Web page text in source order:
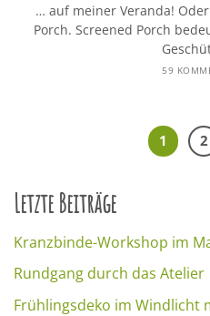
Letzte Beiträge
Kranzbinde-Workshop im
Rundgang durch das Atelier
Frühlingsdeko im Windlicht
… auf meiner Veranda!
Porch. Screened Porch
59
1 2